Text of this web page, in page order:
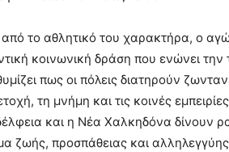
το αθλητικό του χαρακτήρα, ο
κοινωνική δράση που ενώνει την
πως οι πόλεις διατηρούν
τη μνήμη και τις κοινές
και η Νέα Χαλκηδόνα δίνουν
ζωής, προσπάθειας και